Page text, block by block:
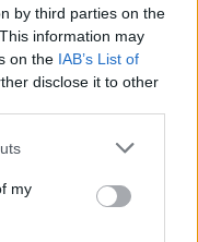
by third parties on the
information may
on the IAB’s List of
disclose it to other
my